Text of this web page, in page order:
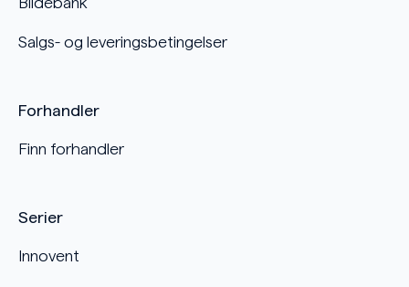
Serier
Innovent
Salgs- og leveringsbetingelser
Forhandler
Finn forhandler